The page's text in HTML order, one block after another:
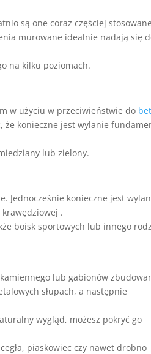
są one coraz częściej
murowane idealnie nadają się
na kilku poziomach.
w użyciu w przeciwieństwie do
że konieczne jest wylanie
lub zielony.
Jednocześnie konieczne jest
.
boisk sportowych lub innego
lub gabionów
słupach, a następnie
wygląd, możesz pokryć go
piaskowiec czy nawet drobno